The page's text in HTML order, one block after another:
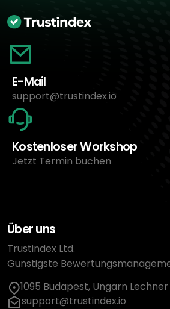
E-Mail
support@trustindex.io
Kostenloser Workshop
Jetzt Termin buchen
Über uns
Trustindex Ltd.
Günstigste
1095 Budapest, Ungarn
support@trustindex.io